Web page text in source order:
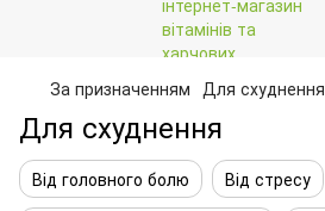
За призначенням Для схуднення
Для схуднення
Від головного болю
Від стресу